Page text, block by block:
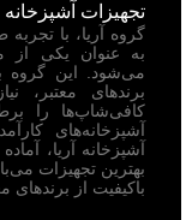
تجهیزات آشپزخانه
گروه آریا، با
به عنوان یکی از
می‌شود. این گروه با
برندهای معتبر،
کافی‌شاپ‌ها را
آشپزخانه‌های
آشپزخانه آریا،
بهترین تجهیزات
باکیفیت از برندهای